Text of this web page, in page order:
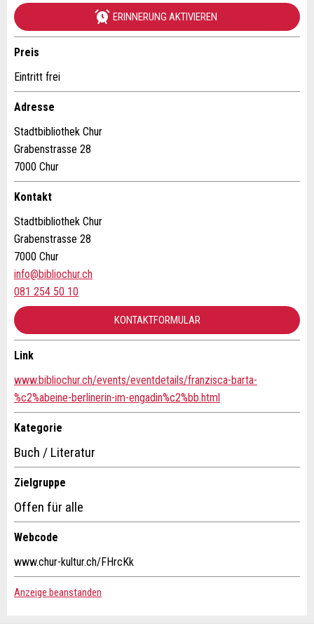
Allgemeines Feedback
Anzeige nicht mehr gültig
Nachricht
* Eingabe erforderlich
guidle übermittelt.
NACHRICHT SENDEN
* Eingabe erforderlich
ANZEIGE WEITEREMPFEHLEN
Schliessen
Veranstaltungsdatum *:
Vorname / Nachname *:
Firma / Organisation:
Adresszusatz:
Strasse und Nr. *:
PLZ / Ort *:
E-Mail *:
Telefon *:
Information: Zur Qualitätssicherung wird eine Kopie der
This site is protected by reCAPTCHA and the GooglePrivacy
PolicyandTerms of Service
ERINNERUNG AKTIVIEREN
Preis
Eintritt frei
Adresse
Stadtbibliothek Chur
Grabenstrasse 28
7000 Chur
Kontakt
Stadtbibliothek Chur
Grabenstrasse 28
7000 Chur
info@bibliochur.ch
081 254 50 10
KONTAKTFORMULAR
Kontakt
Anzeige.
Link
www.bibliochur.ch/events/eventdetails/franzisca-barta-
%c2%abeine-berlinerin-im-engadin%c2%bb.html
Kategorie
Buch / Literatur
Zielgruppe
Offen für alle
Webcode
www.chur-kultur.ch/FHrcKk
Anzeige beanstanden